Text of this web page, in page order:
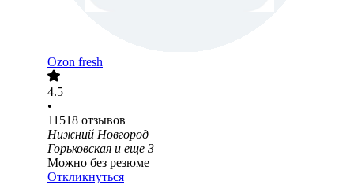
Ozon fresh
4.5
•
11518 отзывов
Нижний Новгород
Горьковская и еще 3
Можно без резюме
Откликнуться